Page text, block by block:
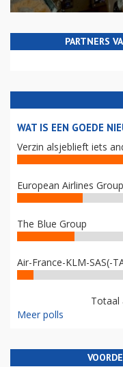
PARTNERS
WAT IS EEN GOEDE
Verzin alsjeblieft iets
European Airlines
The Blue Group
Air-France-KLM-SAS(-
Totaal
Meer polls